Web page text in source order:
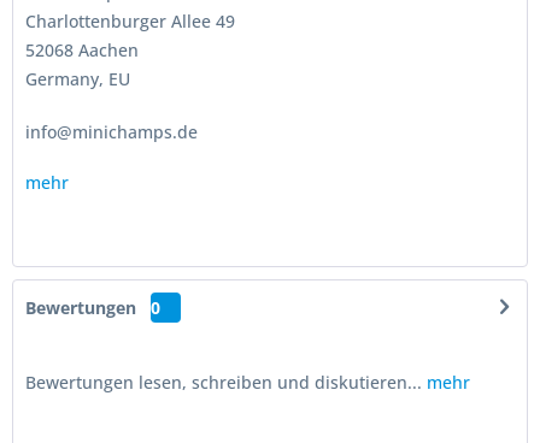
Charlottenburger Allee 49
52068 Aachen
Germany, EU
info@minichamps.de
mehr
Bewertungen 0
Bewertungen lesen, schreiben und diskutieren... mehr